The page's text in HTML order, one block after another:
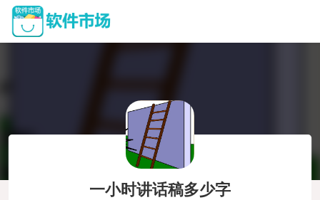
一小时讲话稿多少字